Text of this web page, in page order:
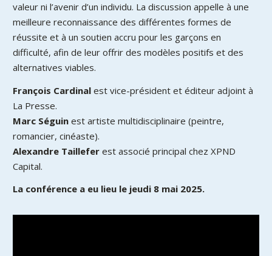
valeur ni l’avenir d’un individu. La discussion appelle à une
meilleure reconnaissance des différentes formes de
réussite et à un soutien accru pour les garçons en
difficulté, afin de leur offrir des modèles positifs et des
alternatives viables.
François Cardinal est vice-président et éditeur adjoint à
La Presse.
Marc Séguin est artiste multidisciplinaire (peintre,
romancier, cinéaste).
Alexandre Taillefer est associé principal chez XPND
Capital.
La conférence a eu lieu le jeudi 8 mai 2025.